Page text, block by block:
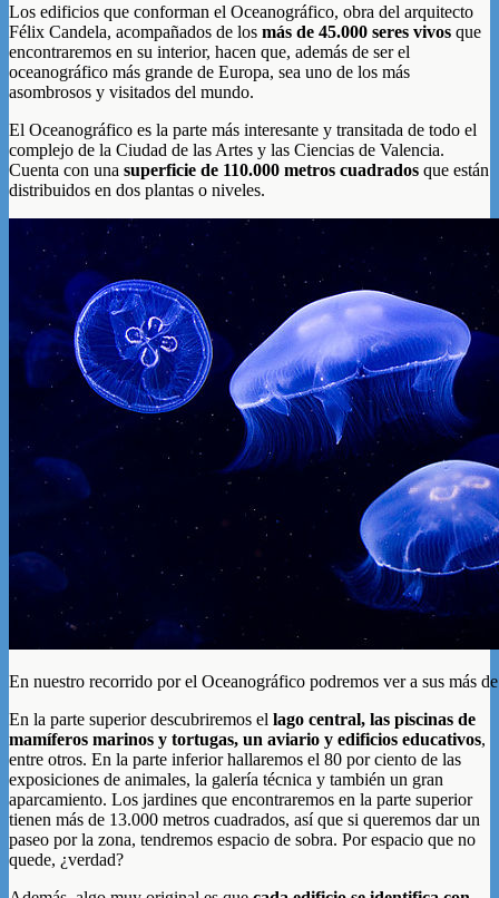
Los edificios que conforman el Oceanográfico, obra del arquitecto
Félix Candela, acompañados de los más de 45.000 seres vivos que
encontraremos en su interior, hacen que, además de ser el
oceanográfico más grande de Europa, sea uno de los más
asombrosos y visitados del mundo.
El Oceanográfico es la parte más interesante y transitada de todo el
complejo de la Ciudad de las Artes y las Ciencias de Valencia.
Cuenta con una superficie de 110.000 metros cuadrados que están
distribuidos en dos plantas o niveles.
En nuestro recorrido por el Oceanográfico podremos ver a sus más
En la parte superior descubriremos el lago central, las piscinas de
mamíferos marinos y tortugas, un aviario y edificios educativos,
entre otros. En la parte inferior hallaremos el 80 por ciento de las
exposiciones de animales, la galería técnica y también un gran
aparcamiento. Los jardines que encontraremos en la parte superior
tienen más de 13.000 metros cuadrados, así que si queremos dar un
paseo por la zona, tendremos espacio de sobra. Por espacio que no
quede, ¿verdad?